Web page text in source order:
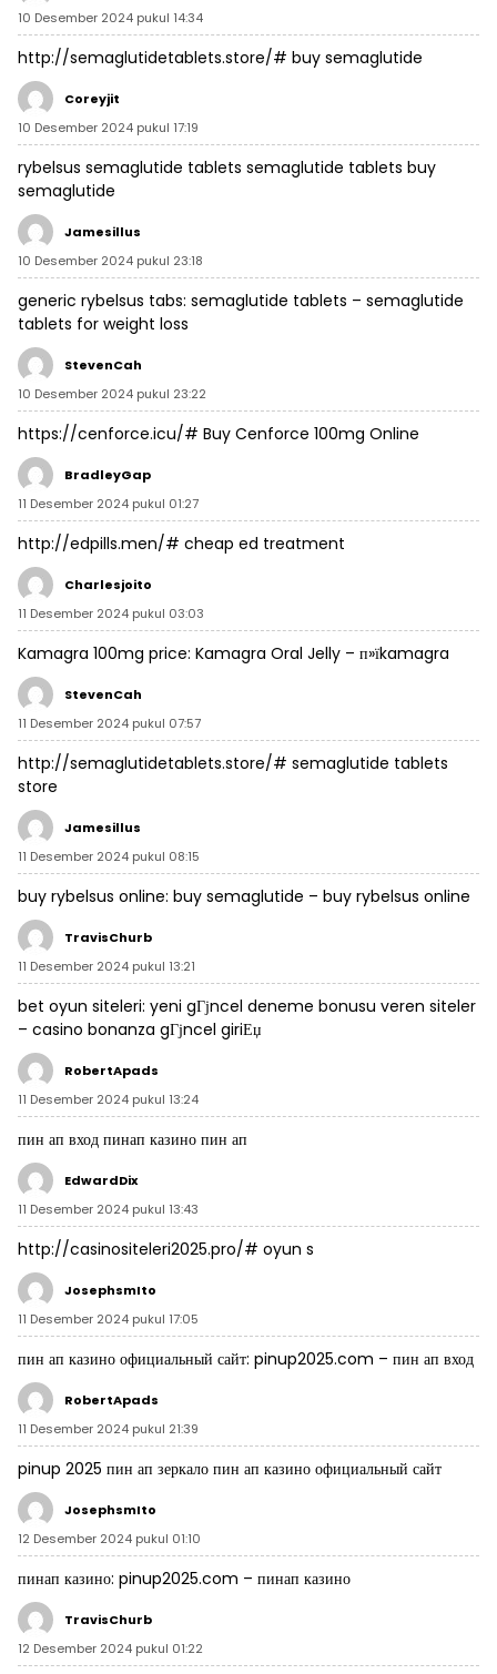
10 Desember 2024 pukul 14:34
http://semaglutidetablets.store/# buy semaglutide
Coreyjit
10 Desember 2024 pukul 17:19
rybelsus semaglutide tablets semaglutide tablets buy
semaglutide
Jamesillus
10 Desember 2024 pukul 23:18
generic rybelsus tabs: semaglutide tablets – semaglutide
tablets for weight loss
StevenCah
10 Desember 2024 pukul 23:22
https://cenforce.icu/# Buy Cenforce 100mg Online
BradleyGap
11 Desember 2024 pukul 01:27
http://edpills.men/# cheap ed treatment
Charlesjoito
11 Desember 2024 pukul 03:03
Kamagra 100mg price: Kamagra Oral Jelly – п»їkamagra
StevenCah
11 Desember 2024 pukul 07:57
http://semaglutidetablets.store/# semaglutide tablets
store
Jamesillus
11 Desember 2024 pukul 08:15
buy rybelsus online: buy semaglutide – buy rybelsus online
TravisChurb
11 Desember 2024 pukul 13:21
bet oyun siteleri: yeni gГјncel deneme bonusu veren siteler
– casino bonanza gГјncel giriЕџ
RobertApads
11 Desember 2024 pukul 13:24
пин ап вход пинап казино пин ап
EdwardDix
11 Desember 2024 pukul 13:43
http://casinositeleri2025.pro/# oyun s
JosephsmIto
11 Desember 2024 pukul 17:05
пин ап казино официальный сайт: pinup2025.com – пин ап вход
RobertApads
11 Desember 2024 pukul 21:39
pinup 2025 пин ап зеркало пин ап казино официальный сайт
JosephsmIto
12 Desember 2024 pukul 01:10
пинап казино: pinup2025.com – пинап казино
TravisChurb
12 Desember 2024 pukul 01:22